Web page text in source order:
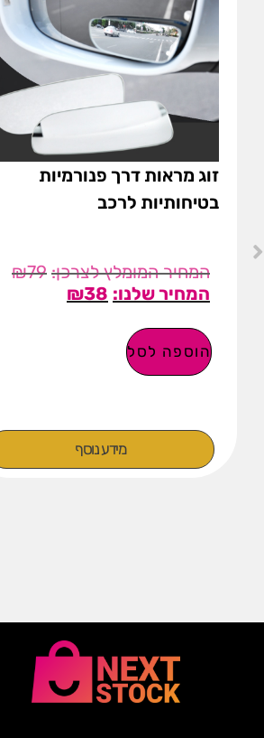
זוג מראות דרך פנורמיות
בטיחותיות לרכב
₪79
₪38
הוספה לסל
מידע נוסף